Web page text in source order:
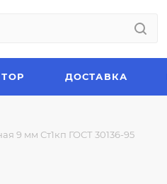
ДОСТАВКА
9 мм Ст1кп ГОСТ 30136-95